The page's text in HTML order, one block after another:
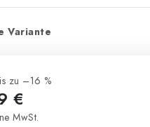
Variante
zu –16 %
€
MwSt.